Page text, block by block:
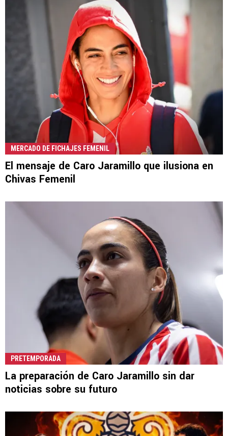
MERCADO DE FICHAJES FEMENIL
El mensaje de Caro Jaramillo que ilusiona en
Chivas Femenil
PRETEMPORADA
La preparación de Caro Jaramillo sin dar
noticias sobre su futuro